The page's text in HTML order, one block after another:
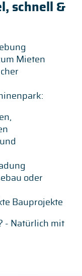
schnell &
Mieten
oder
Bauprojekte
- Natürlich mit